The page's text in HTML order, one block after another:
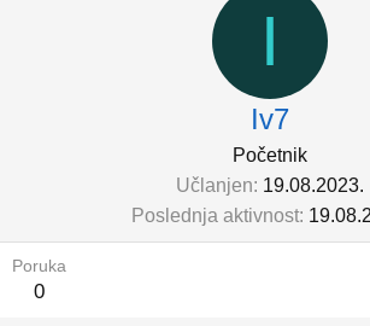
I
Iv7
Početnik
Učlanjen 19.08.2023.
Poslednja aktivnost
Poruka
0